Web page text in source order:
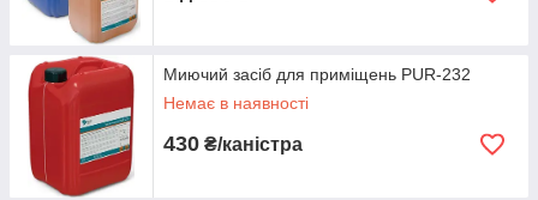
Миючий засіб для приміщень PUR-232
Немає в наявності
430 ₴/каністра